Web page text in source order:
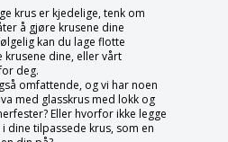
krus er kjedelige, tenk om
å gjøre krusene dine
kan du lage flotte
krusene dine, eller vårt
deg.
omfattende, og vi har noen
med glasskrus med lokk og
Eller hvorfor ikke legge
dine tilpassede krus, som en